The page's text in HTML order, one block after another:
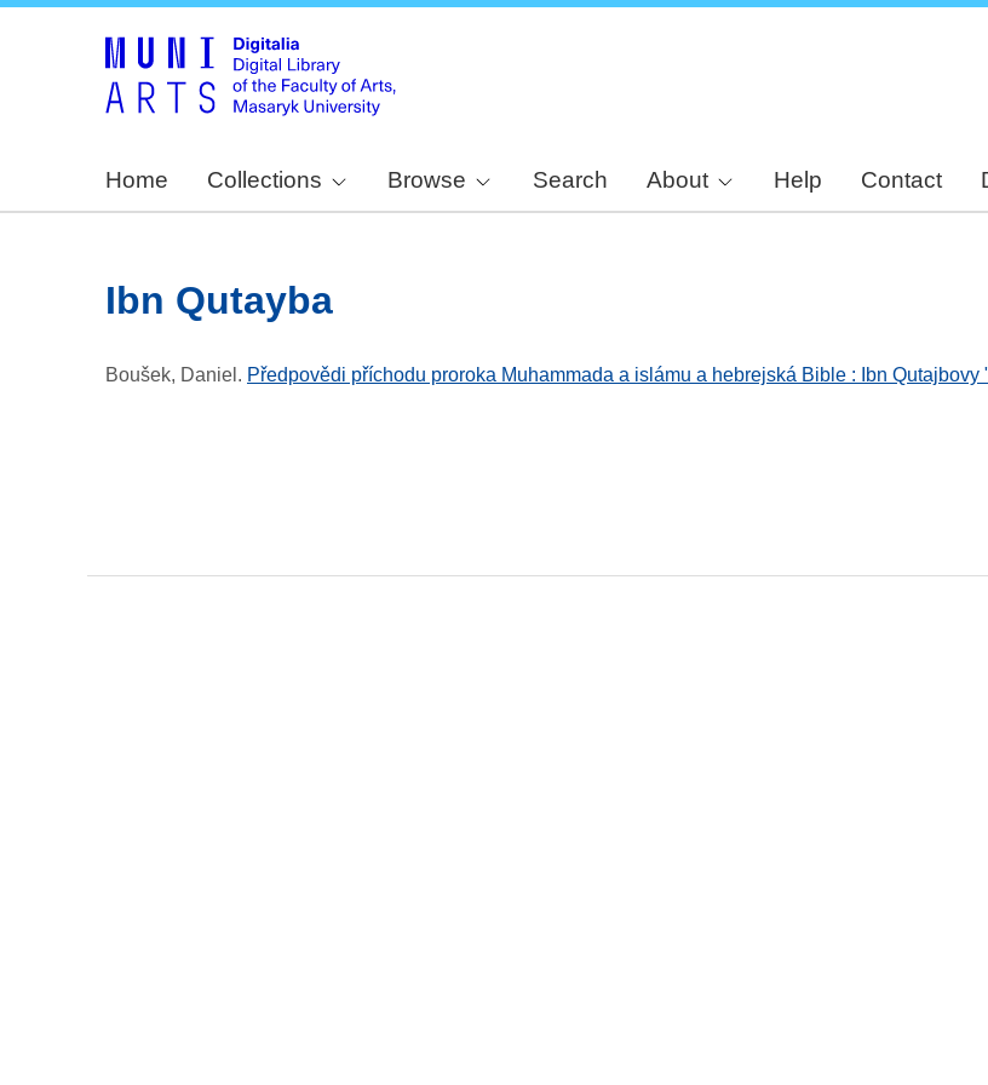
Home Collections Browse Search About Help Contact
Ibn Qutayba
Boušek, Daniel . Předpovědi příchodu proroka Muhammada a islámu a hebrejská Bible : Ibn